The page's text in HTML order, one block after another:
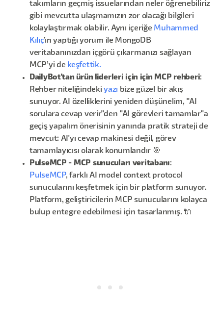
takımların geçmiş issuelarından neler öğrenebiliriz
gibi mevcutta ulaşmamızın zor olacağı bilgileri
kolaylaştırmak olabilir. Aynı içeriğe Muhammed
Kılıç’ın yaptığı yorum ile MongoDB
veritabanınızdan içgörü çıkarmanızı sağlayan
MCP’yi de keşfettik.
DailyBot'tan ürün liderleri için için MCP rehberi:
Rehber niteliğindekiyazı bize güzel bir akış
sunuyor. AI özelliklerini yeniden düşünelim, "AI
sorulara cevap verir"den "AI görevleri tamamlar"a
geçiş yapalım önerisinin yanında pratik strateji de
mevcut: AI'yı cevap makinesi değil, görev
tamamlayıcısı olarak konumlandır 🎯
PulseMCP - MCP sunucuları veritabanı:
PulseMCP, farklı AI model context protocol
sunucularını keşfetmek için bir platform sunuyor.
Platform, geliştiricilerin MCP sunucularını kolayca
bulup entegre edebilmesi için tasarlanmış. 🔌